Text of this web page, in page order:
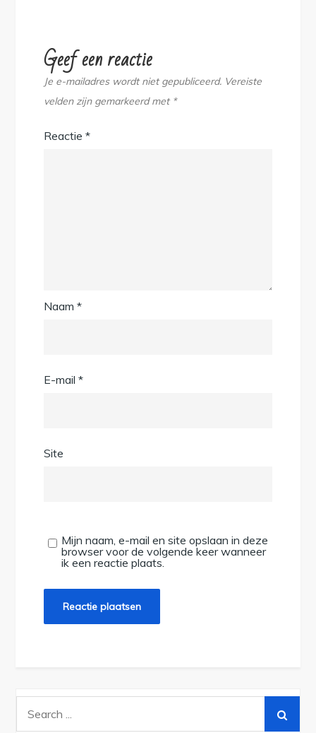
Geef een reactie
Je e-mailadres wordt niet gepubliceerd. Vereiste
velden zijn gemarkeerd met *
Reactie*
Naam*
E-mail*
Site
Mijn naam, e-mail en site opslaan in deze
browser voor de volgende keer wanneer
ik een reactie plaats.